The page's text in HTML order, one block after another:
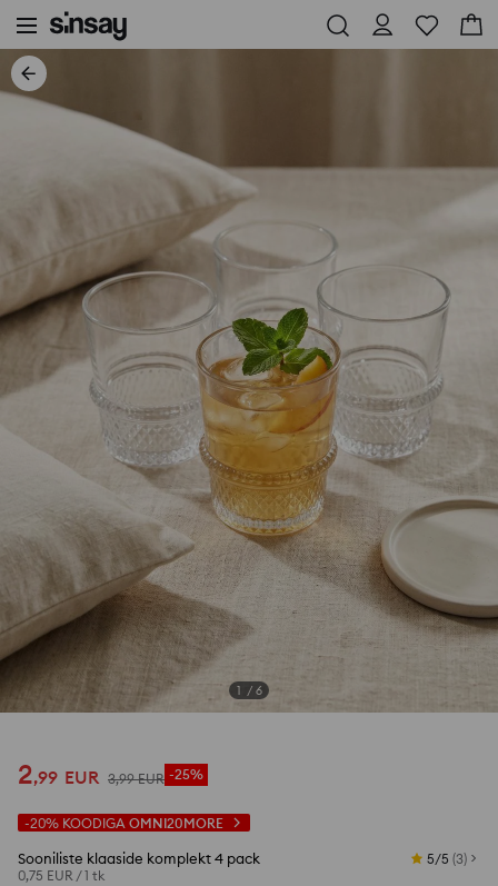
1 / 6
2,99 EUR 3,99 EUR -25%
-20% KOODIGA OMNI20MORE
Sooniliste klaaside komplekt 4 pack
0,75 EUR /1 tk
5/5 (3)